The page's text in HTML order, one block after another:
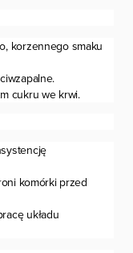
korzennego smaku
cukru we krwi.
komórki przed
układu